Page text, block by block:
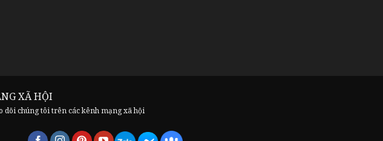
XÃ HỘI
dõi chúng tôi trên các kênh mạng xã hội